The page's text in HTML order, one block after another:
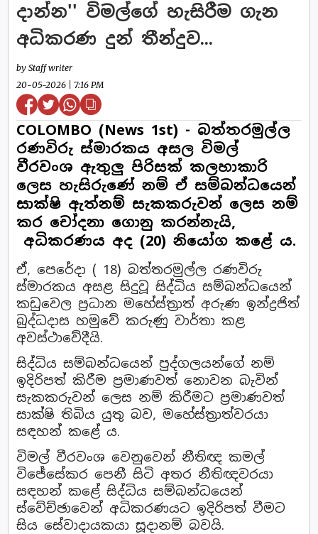
දාන්න'' විමල්ගේ හැසිරීම ගැන
අධිකරණ දුන් තීන්දුව...
by Staff writer
20-05-2026 | 7:16 PM
COLOMBO (News 1st) - බත්තරමුල්ල
රණවිරු ස්මාරකය අසල විමල්
වීරවංශ ඇතුලු පිරිසක් කලහාකාරි
ලෙස හැසිරුණේ නම් ඒ සම්බන්ධයෙන්
සාක්ෂි ඇත්නම් සැකකරුවන් ලෙස නම්
කර චෝදනා ගොනු කරන්නැයි,
අධිකරණය අද (20) නියෝග කළේ ය.
ඒ, පෙරේදා ( 18) බත්තරමුල්ල රණවිරු
ස්මාරකය අසළ සිදුවූ සිද්ධිය සම්බන්ධයෙන්
කඩුවෙල ප්‍රධාන මහේස්ත්‍රාත් අරුණ ඉන්ද්‍රජිත්
බුද්ධදාස හමුවේ කරුණු වාර්තා කළ
අවස්ථාවේදීයි.
සිද්ධිය සම්බන්ධයෙන් පුද්ගලයන්ගේ නම්
ඉදිරිපත් කිරීම ප්‍රමාණවත් නොවන බැවින්
සැකකරුවන් ලෙස නම් කිරීමට ප්‍රමාණවත්
සාක්ෂි තිබිය යුතු බව, මහේස්ත්‍රාත්වරයා
සඳහන් කළේ ය.
විමල් වීරවංශ වෙනුවෙන් නීතිඥ කමල්
විජේසේකර පෙනී සිටි අතර නීතිඥවරයා
සඳහන් කළේ සිද්ධිය සම්බන්ධයෙන්
ස්වේච්ඡාවෙන් අධිකරණයට ඉදිරිපත් වීමට
සිය සේවාදායකයා සූදානම් බවයි.